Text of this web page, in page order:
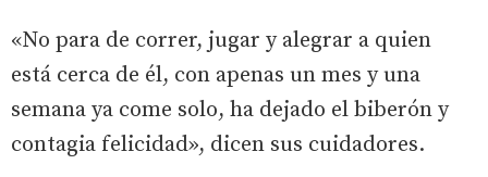
«No para de correr, jugar y alegrar a quien
está cerca de él, con apenas un mes y una
semana ya come solo, ha dejado el biberón y
contagia felicidad», dicen sus cuidadores.